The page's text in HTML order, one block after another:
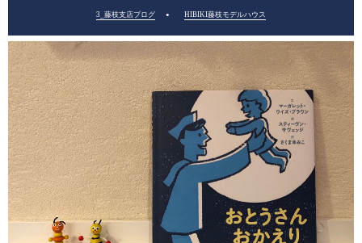
3_藤枝支店ブログ HIBIKI藤枝モデルハウス